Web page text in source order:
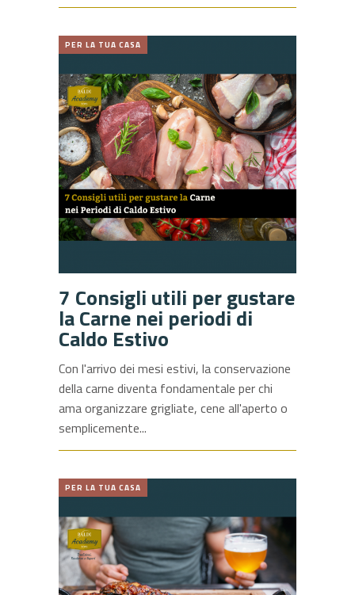
PER LA TUA CASA
7 Consigli utili per gustare
la Carne nei periodi di
Caldo Estivo
Con l'arrivo dei mesi estivi, la conservazione
della carne diventa fondamentale per chi
ama organizzare grigliate, cene all'aperto o
semplicemente
PER LA TUA CASA